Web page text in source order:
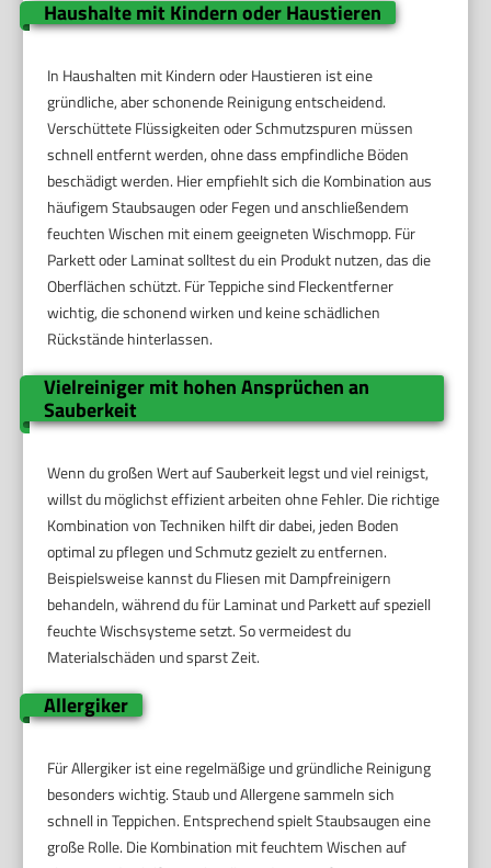
Haushalte mit Kindern oder Haustieren
In Haushalten mit Kindern oder Haustieren ist eine
gründliche, aber schonende Reinigung entscheidend.
Verschüttete Flüssigkeiten oder Schmutzspuren müssen
schnell entfernt werden, ohne dass empfindliche Böden
beschädigt werden. Hier empfiehlt sich die Kombination aus
häufigem Staubsaugen oder Fegen und anschließendem
feuchten Wischen mit einem geeigneten Wischmopp. Für
Parkett oder Laminat solltest du ein Produkt nutzen, das die
Oberflächen schützt. Für Teppiche sind Fleckentferner
wichtig, die schonend wirken und keine schädlichen
Rückstände hinterlassen.
Vielreiniger mit hohen Ansprüchen an
Sauberkeit
Wenn du großen Wert auf Sauberkeit legst und viel reinigst,
willst du möglichst effizient arbeiten ohne Fehler. Die richtige
Kombination von Techniken hilft dir dabei, jeden Boden
optimal zu pflegen und Schmutz gezielt zu entfernen.
Beispielsweise kannst du Fliesen mit Dampfreinigern
behandeln, während du für Laminat und Parkett auf speziell
feuchte Wischsysteme setzt. So vermeidest du
Materialschäden und sparst Zeit.
Allergiker
Für Allergiker ist eine regelmäßige und gründliche Reinigung
besonders wichtig. Staub und Allergene sammeln sich
schnell in Teppichen. Entsprechend spielt Staubsaugen eine
große Rolle. Die Kombination mit feuchtem Wischen auf